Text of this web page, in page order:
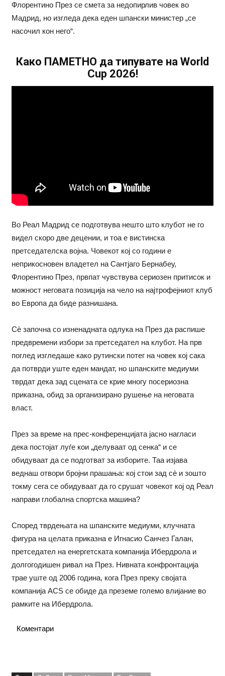
Флорентино През се смета за недопирлив човек во
Мадрид, но изгледа дека еден шпански министер „се
насочил кон него“.
Како ПАМЕТНО да типувате на World
Cup 2026!
Во Реал Мадрид се подготвува нешто што клубот не го
видел скоро две децении, и тоа е вистинска
претседателска војна. Човекот кој со години е
неприкосновен владетел на Сантјаго Бернабеу,
Флорентино През, првпат чувствува сериозен притисок и
можност неговата позиција на чело на најтрофејниот клуб
во Европа да биде разнишана.
Сè започна со изненадната одлука на През да распише
предвремени избори за претседател на клубот. На прв
поглед изгледаше како рутински потег на човек кој сака
да потврди уште еден мандат, но шпанските медиуми
тврдат дека зад сцената се крие многу посериозна
приказна, обид за организирано рушење на неговата
власт.
През за време на прес-конференцијата јасно нагласи
дека постојат луѓе кои „делуваат од сенка“ и се
обидуваат да се подготват за изборите. Таа изјава
веднаш отвори бројни прашања: кој стои зад сè и зошто
токму сега се обидуваат да го срушат човекот кој од Реал
направи глобална спортска машина?
Според тврдењата на шпанските медиуми, клучната
фигура на целата приказна е Игнасио Санчез Галан,
претседател на енергетската компанија Ибердрола и
долгогодишен ривал на През. Нивната конфронтација
трае уште од 2006 година, кога През преку својата
компанија ACS се обиде да преземе големо влијание во
рамките на Ибердрола.
Коментари